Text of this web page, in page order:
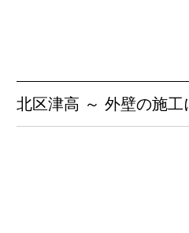
北区津高 ～ 外壁の施工